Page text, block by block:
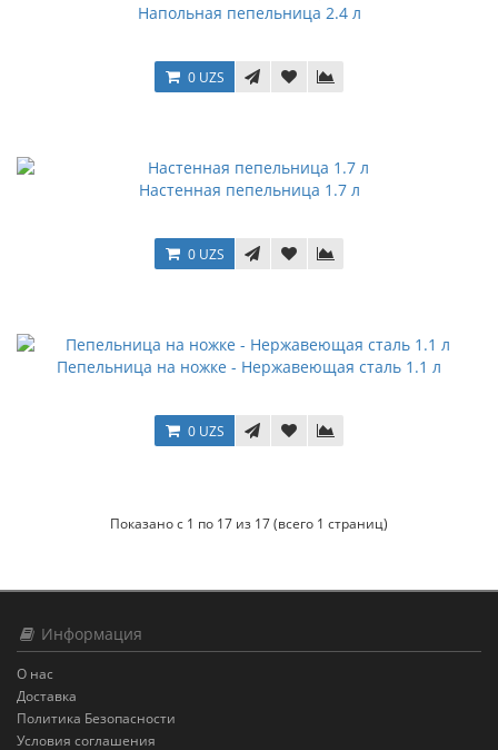
Напольная пепельница 2.4 л
0 UZS
Настенная пепельница 1.7 л
0 UZS
Пепельница на ножке - Нержавеющая сталь 1.1 л
0 UZS
Показано с 1 по 17 из 17 (всего 1 страниц)
Информация
О нас
Доставка
Политика Безопасности
Условия соглашения